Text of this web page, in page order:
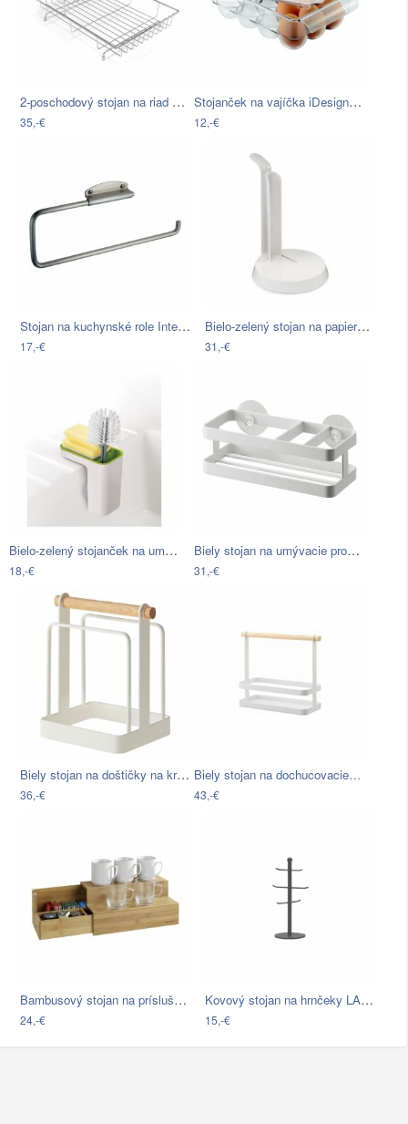
2-poschodový stojan na riad Addis
35,-€
Stojanček na vajíčka iDesign Fridge Egg
12,-€
Stojan na kuchynské role InterDesign…
17,-€
Bielo-zelený stojan na papierové…
31,-€
Bielo-zelený stojanček na umývacie…
18,-€
Biely stojan na umývacie prostriedky…
31,-€
Biely stojan na doštičky na krájanie…
36,-€
Biely stojan na dochucovacie…
43,-€
Bambusový stojan na príslušenstvo ku…
24,-€
Kovový stojan na hrnčeky LABEL51
15,-€